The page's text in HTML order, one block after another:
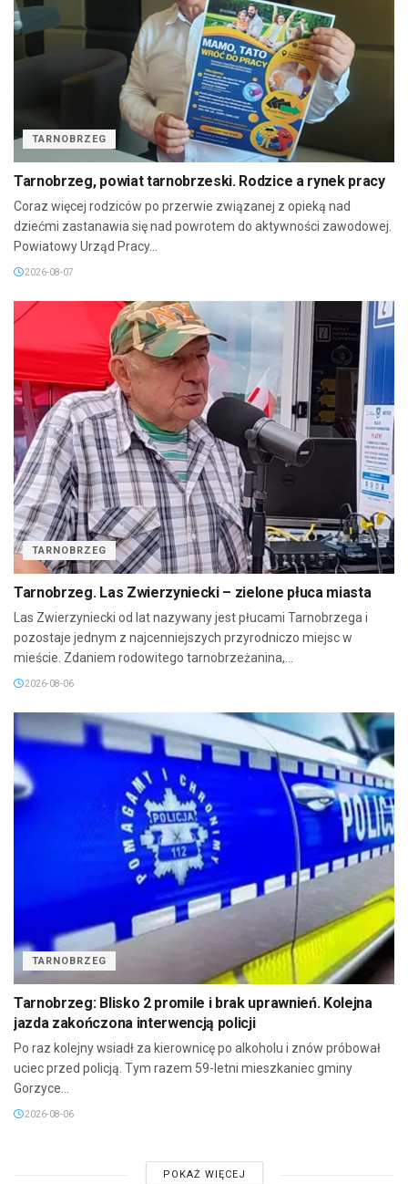
TARNOBRZEG
Tarnobrzeg, powiat tarnobrzeski. Rodzice a rynek pracy
Coraz więcej rodziców po przerwie związanej z opieką nad
dziećmi zastanawia się nad powrotem do aktywności zawodowej.
Powiatowy Urząd Pracy...
2026-08-07
TARNOBRZEG
Tarnobrzeg. Las Zwierzyniecki – zielone płuca miasta
Las Zwierzyniecki od lat nazywany jest płucami Tarnobrzega i
pozostaje jednym z najcenniejszych przyrodniczo miejsc w
mieście. Zdaniem rodowitego tarnobrzeżanina,...
2026-08-06
TARNOBRZEG
Tarnobrzeg: Blisko 2 promile i brak uprawnień. Kolejna
jazda zakończona interwencją policji
Po raz kolejny wsiadł za kierownicę po alkoholu i znów próbował
uciec przed policją. Tym razem 59-letni mieszkaniec gminy
Gorzyce...
2026-08-06
POKAŻ WIĘCEJ